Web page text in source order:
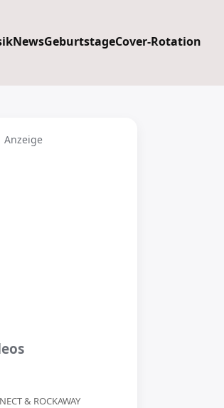
NewsGeburtstageCover-Rotation
Anzeige
& ROCKAWAY